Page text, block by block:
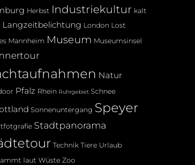
Herbst Industriekultur kalt
Langzeitbelichtung London Lost
Mannheim Museum Museumsinsel
Natur
Pfalz Rhein Ruhrgebiet Schnee
Sonnenuntergang Speyer
Stadtpanorama
Technik Tiere Urlaub
laut Wüste Zoo